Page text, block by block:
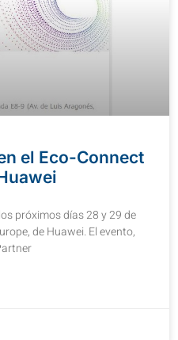
el Eco-Connect
próximos días 28 y 29 de
de Huawei. El evento,